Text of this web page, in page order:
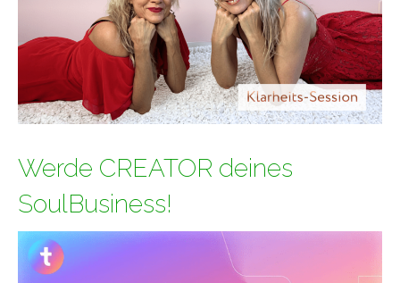
Werde CREATOR deines
SoulBusiness!